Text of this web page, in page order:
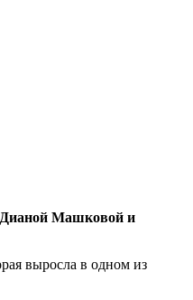
Дианой Машковой и
выросла в одном из